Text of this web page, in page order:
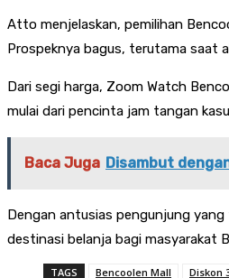
Atto menjelaskan, pemilihan
Prospeknya bagus, terutama saat
Dari segi harga, Zoom Watch
mulai dari pencinta jam tangan
Baca Juga Disambut
Dengan antusias pengunjung
destinasi belanja bagi masyarakat
TAGS Bencoolen Mall Diskon